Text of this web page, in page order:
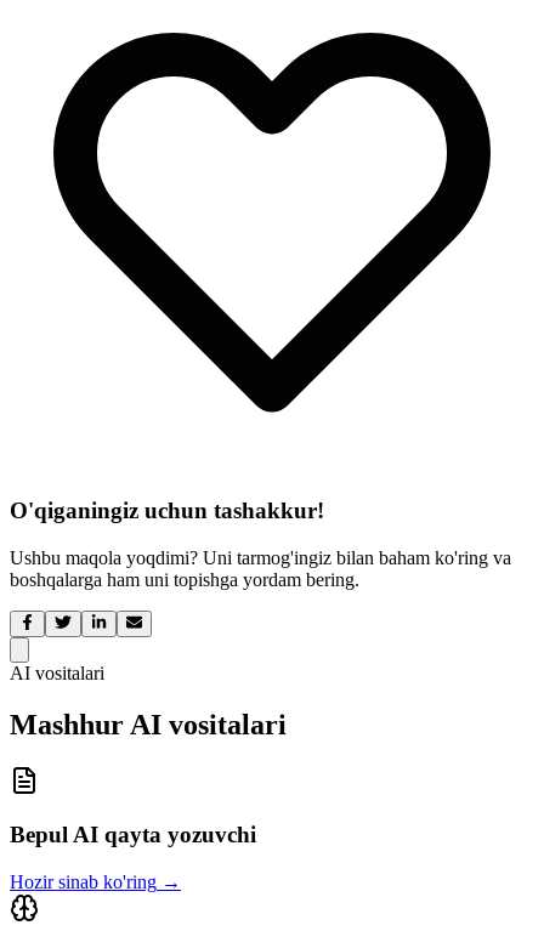
O'qiganingiz uchun tashakkur!
Ushbu maqola yoqdimi? Uni tarmog'ingiz bilan baham ko'ring va
boshqalarga ham uni topishga yordam bering.
AI vositalari
Mashhur AI vositalari
Bepul AI qayta yozuvchi
Hozir sinab ko'ring →